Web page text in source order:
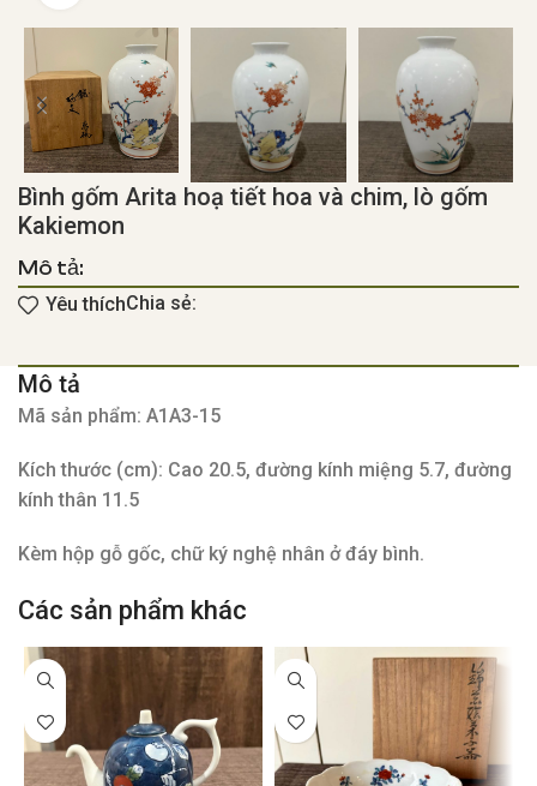
Bình gốm Arita hoạ tiết hoa và chim, lò gốm
Kakiemon
Mô tả:
Yêu thíchChia sẻ:
Mô tả
Mã sản phẩm: A1A3-15
Kích thước (cm): Cao 20.5, đường kính miệng 5.7, đường
kính thân 11.5
Kèm hộp gỗ gốc, chữ ký nghệ nhân ở đáy bình.
Các sản phẩm khác